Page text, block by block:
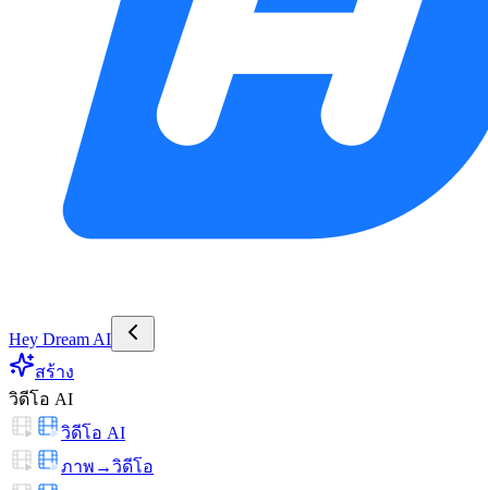
Hey Dream AI
สร้าง
วิดีโอ AI
วิดีโอ AI
ภาพ→วิดีโอ